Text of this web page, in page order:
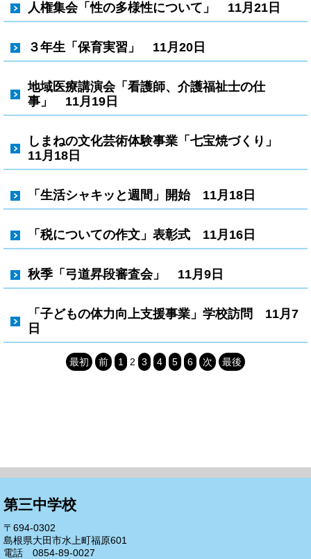
人権集会「性の多様性について」 11月21日
３年生「保育実習」 11月20日
地域医療講演会「看護師、介護福祉士の仕
事」 11月19日
しまねの文化芸術体験事業「七宝焼づくり」
11月18日
「生活シャキッと週間」開始 11月18日
「税についての作文」表彰式 11月16日
秋季「弓道昇段審査会」 11月9日
「子どもの体力向上支援事業」学校訪問 11月7
日
最初 前 1 2 3 4 5 6 次 最後
第三中学校
〒694-0302
島根県大田市水上町福原601
電話 0854-89-0027